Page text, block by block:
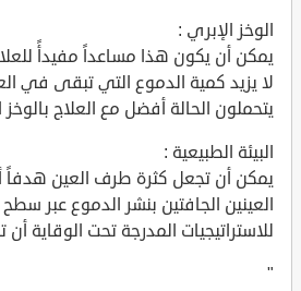
الوخز الإبري :
يمكن أن يكون هذا مساعداً مفيدأً
لا يزيد كمية الدموع التي تبقى في
يتحملون الحالة أفضل مع العلاج بالوخز
البيئة الطبيعية :
يمكن أن تجعل كثرة طرف العين هدفاً
العينين الجافتين بنشر الدموع عبر
للاستراتيجيات المدرجة تحت
"